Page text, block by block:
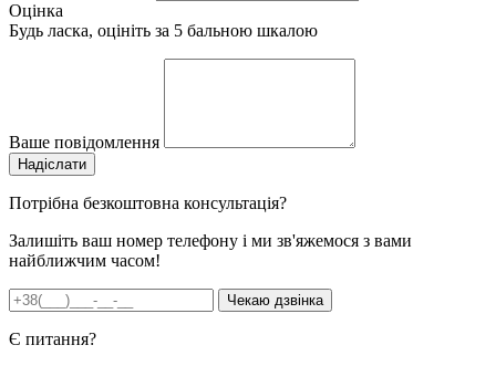
Оцінка
Будь ласка, оцініть за 5 бальною шкалою
Ваше повідомлення
Потрібна безкоштовна консультація?
Залишіть ваш номер телефону і ми зв'яжемося з вами
найближчим часом!
Є питання?